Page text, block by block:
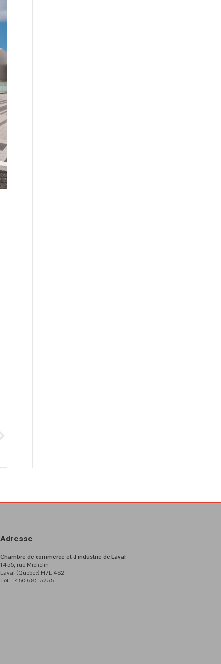
Adresse
Chambre de commerce et d’industrie de Laval
1455, rue Michelin
Laval (Québec) H7L 4S2
Tél. : 450 682-5255